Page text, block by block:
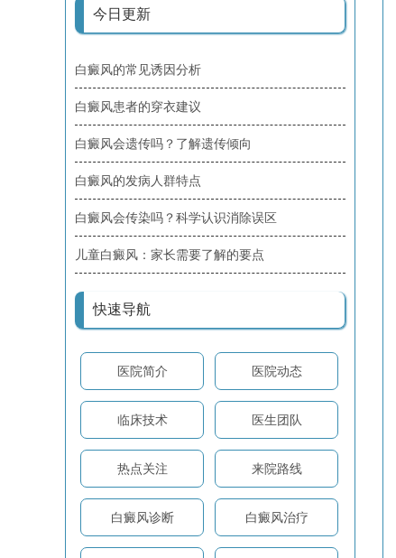
今日更新
白癜风的常见诱因分析
白癜风患者的穿衣建议
白癜风会遗传吗？了解遗传倾向
白癜风的发病人群特点
白癜风会传染吗？科学认识消除误区
儿童白癜风：家长需要了解的要点
快速导航
医院简介 医院动态
临床技术 医生团队
热点关注 来院路线
白癜风诊断 白癜风治疗